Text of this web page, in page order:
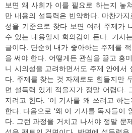
보면 왜 사회가 이를 필요로 하는지 놓
만 내용의 설득력은 빈약하다. 마찬가
성을 기준으로 찾다 보면 여러 주제가
수 있는 내용일지 회의감이 든다. 기사
글이다. 단순히 내가 좋아하는 주제를
을 써야 한다. 어떻게든 관심을 끌고 흥
니 시의성을 고려하면서도 주제 안에서
다. 주제를 찾는 것 자체로도 힘들지만
면 설득력 있게 적을지가 정말 어렵다.
지려고 한다. ‘이 기사를 왜 쓰려고 하
한다. 다음으로 ‘왜 이 기사를 독자들이
다. 그런 과정을 거치고 나서야 정말 문